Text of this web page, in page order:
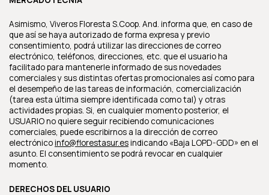
Asimismo, Viveros Floresta S.Coop. And. informa que, en caso de
que así se haya autorizado de forma expresa y previo
consentimiento, podrá utilizar las direcciones de correo
electrónico, teléfonos, direcciones, etc. que el usuario ha
facilitado para mantenerle informado de sus novedades
comerciales y sus distintas ofertas promocionales así como para
el desempeño de las tareas de información, comercialización
(tarea esta última siempre identificada como tal) y otras
actividades propias. Si, en cualquier momento posterior, el
USUARIO no quiere seguir recibiendo comunicaciones
comerciales, puede escribirnos a la dirección de correo
electrónicoinfo@florestasur.esindicando «Baja LOPD-GDD» en el
asunto. El consentimiento se podrá revocar en cualquier
momento.
DERECHOS DEL USUARIO